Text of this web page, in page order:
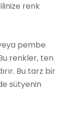
renk
pembe
renkler, ten
Bu tarz bir
sütyenin